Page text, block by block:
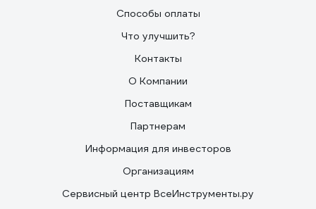
Способы оплаты
Что улучшить?
Контакты
О Компании
Поставщикам
Партнерам
Информация для инвесторов
Организациям
Сервисный центр ВсеИнструменты.ру